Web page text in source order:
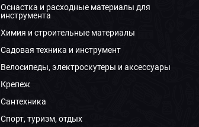
Оснастка и расходные материалы для
инструмента
Химия и строительные материалы
Садовая техника и инструмент
Велосипеды, электроскутеры и аксессуары
Крепеж
Сантехника
Спорт, туризм, отдых